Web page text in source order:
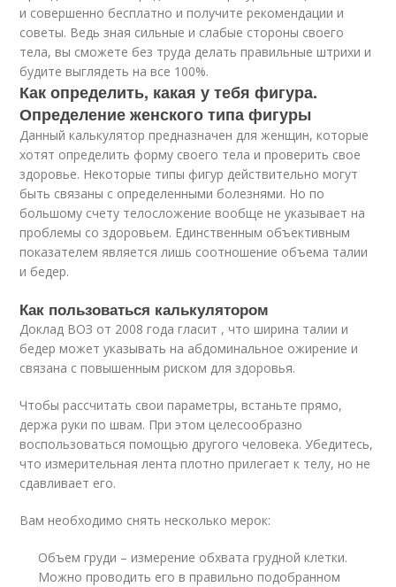
и совершенно бесплатно и получите рекомендации и
советы. Ведь зная сильные и слабые стороны своего
тела, вы сможете без труда делать правильные штрихи и
будите выглядеть на все 100%.
Как определить, какая у тебя фигура.
Определение женского типа фигуры
Данный калькулятор предназначен для женщин, которые
хотят определить форму своего тела и проверить свое
здоровье. Некоторые типы фигур действительно могут
быть связаны с определенными болезнями. Но по
большому счету телосложение вообще не указывает на
проблемы со здоровьем. Единственным объективным
показателем является лишь соотношение объема талии
и бедер.
Как пользоваться калькулятором
Доклад ВОЗ от 2008 года гласит , что ширина талии и
бедер может указывать на абдоминальное ожирение и
связана с повышенным риском для здоровья.
Чтобы рассчитать свои параметры, встаньте прямо,
держа руки по швам. При этом целесообразно
воспользоваться помощью другого человека. Убедитесь,
что измерительная лента плотно прилегает к телу, но не
сдавливает его.
Вам необходимо снять несколько мерок:
Объем груди – измерение обхвата грудной клетки.
Можно проводить его в правильно подобранном